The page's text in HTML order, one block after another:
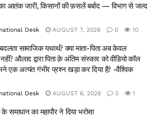
आतंक जारी, किसानों की फ़सलें बर्बाद — विभाग से जल्द
Desk AUGUST 7, 2026 0 10
सामाजिक यथार्थ? क्या माता-पिता अब केवल
औलाद द्वारा पिता क़े अंतिम संस्कार को वीडियो कॉल
एक अत्यंत गंभीर प्रश्न खड़ा कर दिया है? -वैश्विक
Desk AUGUST 6, 2026 0 1
समाधान का महापौर ने दिया भरोसा